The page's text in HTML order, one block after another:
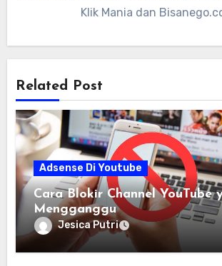
Klik Mania dan
Related Post
Adsense Di Youtube
Cara Blokir Channel YouTube
Mengganggu
Jesica Putri